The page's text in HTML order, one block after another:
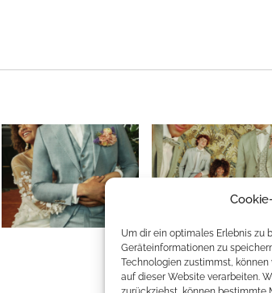
Um dir ein optimales Erlebnis zu
Geräteinformationen zu
Technologien zustimmst,
auf dieser Website verarbeiten.